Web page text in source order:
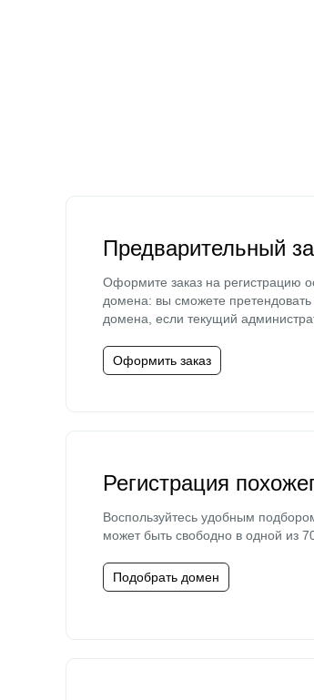
Предварительный
Оформите заказ на регистрацию
домена: вы сможете
домена, если текущий
Оформить заказ
Регистрация
Воспользуйтесь удобным
может быть свободно в одной из
Подобрать домен